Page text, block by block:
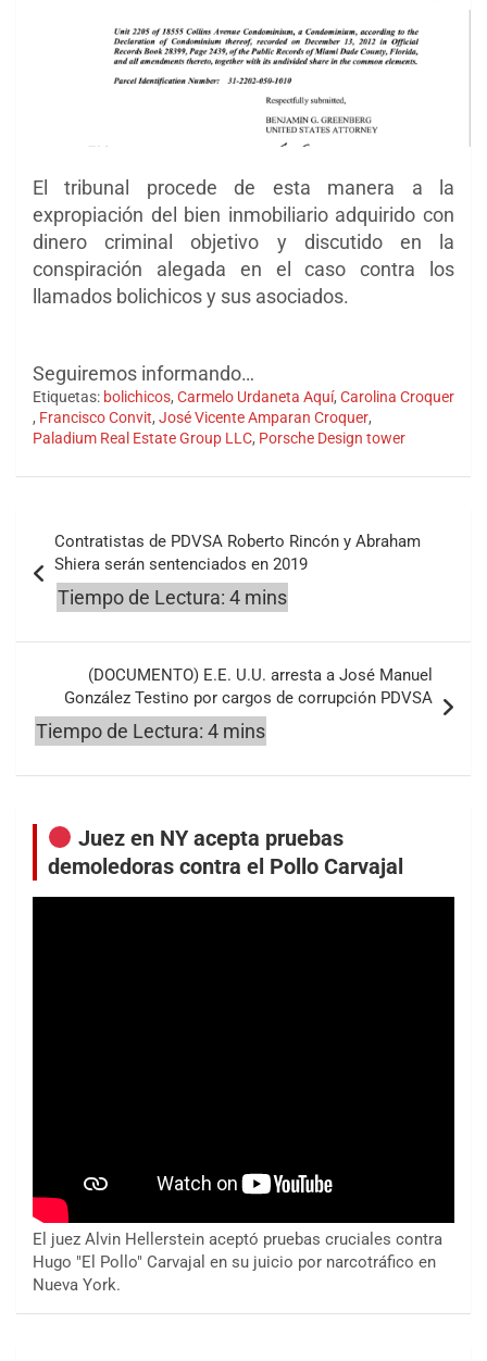
El tribunal procede de esta manera a la
expropiación del bien inmobiliario adquirido con
dinero criminal objetivo y discutido en la
conspiración alegada en el caso contra los
llamados bolichicos y sus asociados.
Seguiremos informando…
Etiquetas: bolichicos, Carmelo Urdaneta Aquí, Carolina Croquer
, Francisco Convit, José Vicente Amparan Croquer,
Paladium Real Estate Group LLC, Porsche Design tower
de
entradas
Contratistas de PDVSA Roberto Rincón y Abraham
Shiera serán sentenciados en 2019
(DOCUMENTO) E.E. U.U. arresta a José Manuel
González Testino por cargos de corrupción PDVSA
Juez en NY acepta pruebas
demoledoras contra el Pollo Carvajal
El juez Alvin Hellerstein aceptó pruebas cruciales contra
Hugo "El Pollo" Carvajal en su juicio por narcotráfico en
Nueva York.